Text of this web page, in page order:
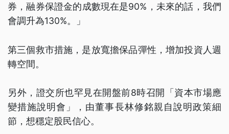
券，融券保證金的成數現在是90%，未來的話，我們
會調升為130%。」
第三個救市措施，是放寬擔保品彈性，增加投資人週
轉空間。
另外，證交所也罕見在開盤前8時召開「資本市場應
變措施說明會」，由董事長林修銘親自說明政策細
節，想穩定股民信心。